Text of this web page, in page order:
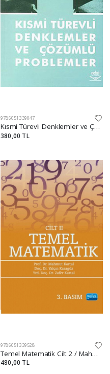
9786051339047
Kısmi Türevli Denklemler ve Çözümlü Problemler
380,00 TL
9786051339528
Temel Matematik Cilt 2 / Mahmut Kartal
480,00 TL